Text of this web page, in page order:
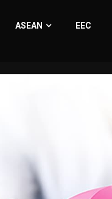
ASEAN EEC